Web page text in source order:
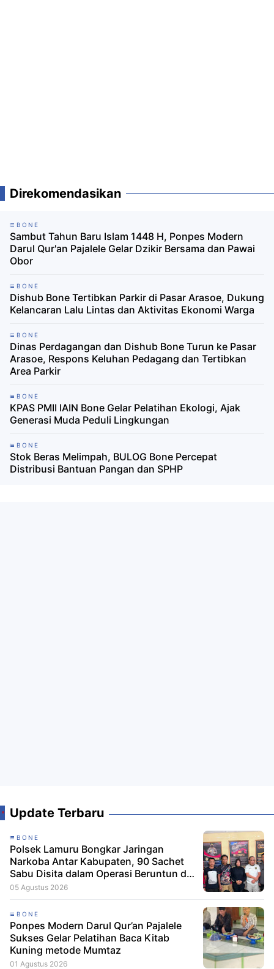
Direkomendasikan
BONE
Sambut Tahun Baru Islam 1448 H, Ponpes Modern
Darul Qur'an Pajalele Gelar Dzikir Bersama dan Pawai
Obor
BONE
Dishub Bone Tertibkan Parkir di Pasar Arasoe, Dukung
Kelancaran Lalu Lintas dan Aktivitas Ekonomi Warga
BONE
Dinas Perdagangan dan Dishub Bone Turun ke Pasar
Arasoe, Respons Keluhan Pedagang dan Tertibkan
Area Parkir
BONE
KPAS PMII IAIN Bone Gelar Pelatihan Ekologi, Ajak
Generasi Muda Peduli Lingkungan
BONE
Stok Beras Melimpah, BULOG Bone Percepat
Distribusi Bantuan Pangan dan SPHP
Update Terbaru
BONE
Polsek Lamuru Bongkar Jaringan
Narkoba Antar Kabupaten, 90 Sachet
Sabu Disita dalam Operasi Beruntun di
Bone dan Soppeng
05 Agustus 2026
BONE
Ponpes Modern Darul Qur’an Pajalele
Sukses Gelar Pelatihan Baca Kitab
Kuning metode Mumtaz
01 Agustus 2026